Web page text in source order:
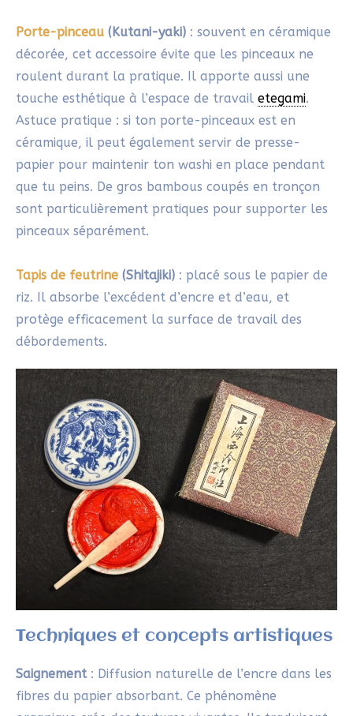
FAQ
Peut-on débuter l’ etegami avec du matériel
lavis, aquarelles classiques, et du papier
expérimentés ?